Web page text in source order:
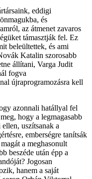
eddigi
és
az átmenet zavaros
támasztják fel. Ez
beleültettek, és ami
Katalin szorosabb
állítani, Varga Judit
fogva
újraprogramozásra kell
azonnali hatállyal fel
hogy a legmagasabb
uszítsanak a
emberségre tanítsák
a meghasonult
beszéde után épp a
Jogosan
hanem a saját